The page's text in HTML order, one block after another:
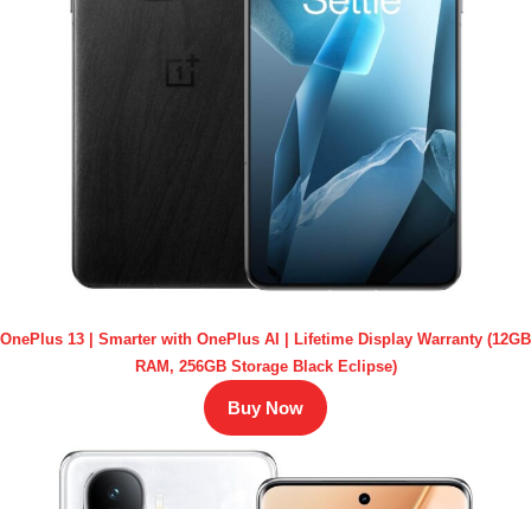
OnePlus 13 | Smarter with OnePlus AI | Lifetime Display Warranty (12GB
RAM, 256GB Storage Black Eclipse)
Buy Now